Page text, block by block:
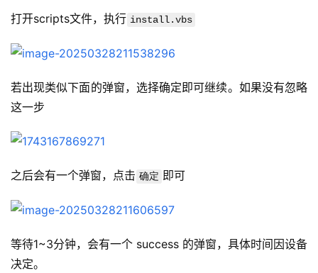
打开scripts文件，执行 install.vbs
若出现类似下面的弹窗，选择确定即可继续。如果没有忽略
这一步
之后会有一个弹窗，点击 确定 即可
等待1~3分钟，会有一个 success 的弹窗，具体时间因设备
决定。